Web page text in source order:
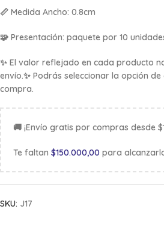
📏 Medida Ancho: 0.8cm
🧩 Presentación: paquete por 10
✨ El valor reflejado en cada producto
envío.✨ Podrás seleccionar la opción
compra.
🚚 ¡Envío gratis por compras desde
Te faltan $150.000,00 para
SKU: J17